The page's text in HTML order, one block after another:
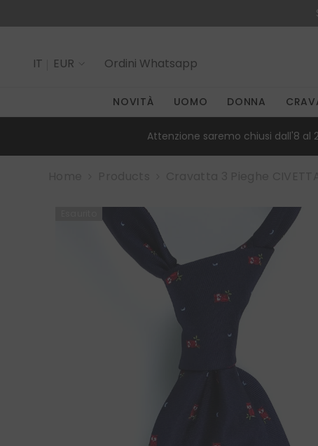
IT
EUR Ordini Whatsapp
NOVITÀ UOMO DONNA
Attenzione saremo chiusi dall'8 al